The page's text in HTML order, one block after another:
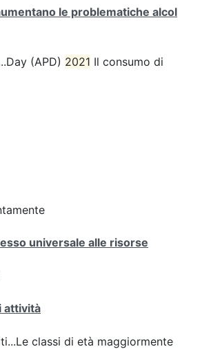
le problematiche alcol
(APD) 2021 Il consumo di
universale alle risorse
attività
classi di età maggiormente